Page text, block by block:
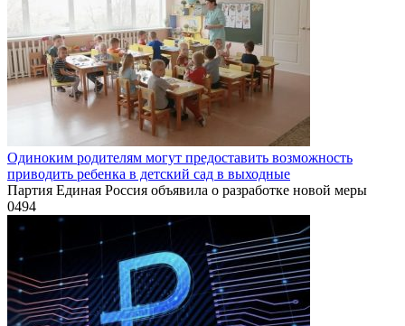
Одиноким родителям могут предоставить возможность
приводить ребенка в детский сад в выходные
Партия Единая Россия объявила о разработке новой меры
0494